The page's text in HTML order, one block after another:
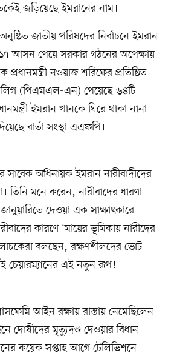
জড়িয়েছে ইমরানের নাম।
জাতীয় পরিষদের নির্বাচনে ইমরান
আসন পেয়ে সরকার গঠনের অপেক্ষায়
প্রধানমন্ত্রী নওয়াজ শরিফের প্রতিষ্ঠিত
(পিএমএল-এন) পেয়েছে ৬৪টি
ইমরান খানকে ঘিরে থাকা নানা
বার্তা সংস্থা এএফপি।
সাবেক অধিনায়ক ইমরান নারীবাদীদের
তিনি মনে করেন, নারীবাদের ধারণা
দেওয়া এক সাক্ষাৎকারে
কারণে ‘মায়ের ভূমিকায় নারীদের
বলছেন, রক্ষণশীলদের ভোট
চেয়ারম্যানের এই নতুন রূপ!
আইন রক্ষায় রাস্তায় নেমেছিলেন
দোষীদের মৃত্যুদণ্ড দেওয়ার বিধান
কয়েক সপ্তাহ আগে টেলিভিশনে